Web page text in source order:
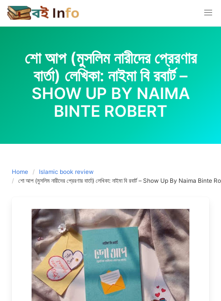
Skip
to
content
শো আপ (মুসলিম নারীদের প্রেরণার
বার্তা) লেখিকা: নাইমা বি রবার্ট –
SHOW UP BY NAIMA
BINTE ROBERT
Home
Islamic book review
শো আপ (মুসলিম নারীদের প্রেরণার বার্তা) লেখিকা: নাইমা বি রবার্ট – Show Up By Naima Binte